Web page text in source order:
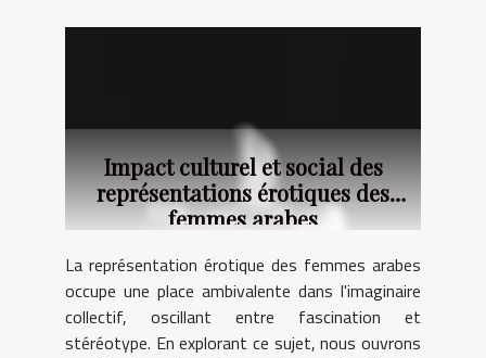
Impact culturel et social des
représentations érotiques des
femmes arabes
La représentation érotique des femmes arabes
occupe une place ambivalente dans l'imaginaire
collectif, oscillant entre fascination et
stéréotype. En explorant ce sujet, nous ouvrons